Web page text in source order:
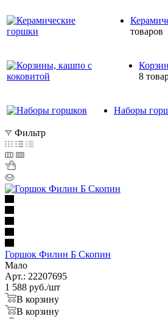
товаров
8
Наборы
Фильтр
Горшок Филин Б Скопин
Мало
Арт.: 22207695
1 588 руб./шт
В корзину
В корзину